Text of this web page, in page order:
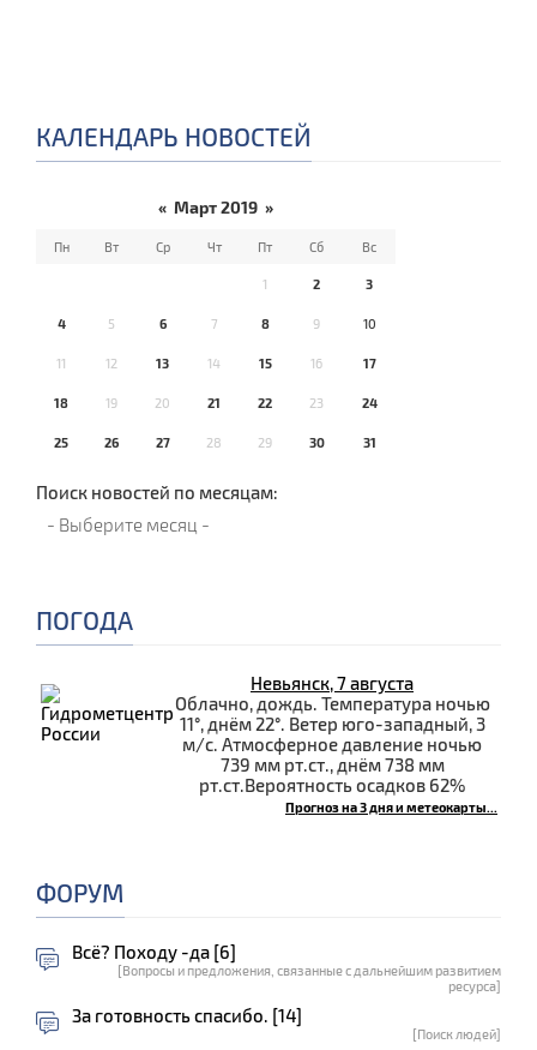
КАЛЕНДАРЬ НОВОСТЕЙ
« Март 2019 »
Пн Вт Ср Чт Пт Сб Вс
1 2 3
4 5 6 7 8 9 10
11 12 13 14 15 16 17
18 19 20 21 22 23 24
25 26 27 28 29 30 31
Поиск новостей по месяцам:
ПОГОДА
Невьянск, 7 августа
Облачно, дождь. Температура ночью
11°, днём 22°. Ветер юго-западный, 3
м/с. Атмосферное давление ночью
739 мм рт.ст., днём 738 мм
рт.ст.Вероятность осадков 62%
Прогноз на 3 дня и метеокарты...
ФОРУМ
Всё? Походу -да [6]
[Вопросы и предложения, связанные с дальнейшим развитием
ресурса]
За готовность спасибо. [14]
[Поиск людей]